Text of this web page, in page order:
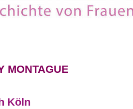
MONTAGUE
Köln